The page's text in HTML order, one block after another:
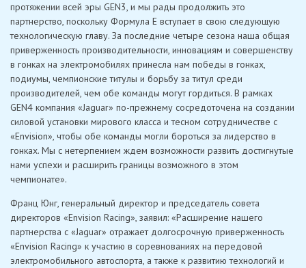
протяжении всей эры GEN3, и мы рады продолжить это
партнерство, поскольку Формула E вступает в свою следующую
технологическую главу. За последние четыре сезона наша общая
приверженность производительности, инновациям и совершенству
в гонках на электромобилях принесла нам победы в гонках,
подиумы, чемпионские титулы и борьбу за титул среди
производителей, чем обе команды могут гордиться. В рамках
GEN4 компания «Jaguar» по-прежнему сосредоточена на создании
силовой установки мирового класса и тесном сотрудничестве с
«Envision», чтобы обе команды могли бороться за лидерство в
гонках. Мы с нетерпением ждем возможности развить достигнутые
нами успехи и расширить границы возможного в этом
чемпионате».
Франц Юнг, генеральный директор и председатель совета
директоров «Envision Racing», заявил: «Расширение нашего
партнерства с «Jaguar» отражает долгосрочную приверженность
«Envision Racing» к участию в соревнованиях на передовой
электромобильного автоспорта, а также к развитию технологий и